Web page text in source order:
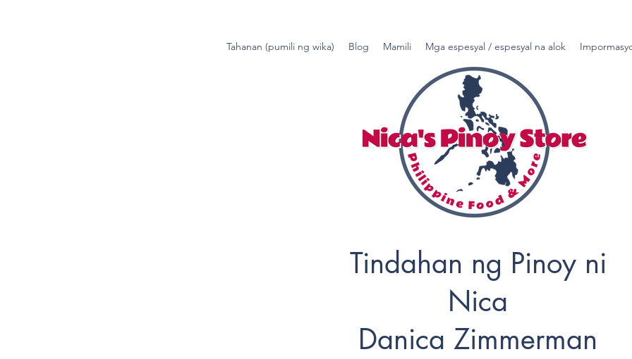
Tahanan (pumili ng wika) Blog Mamili Mga espesyal / espesyal na alok
Tindahan ng Pinoy ni
Nica
Danica Zimmerman